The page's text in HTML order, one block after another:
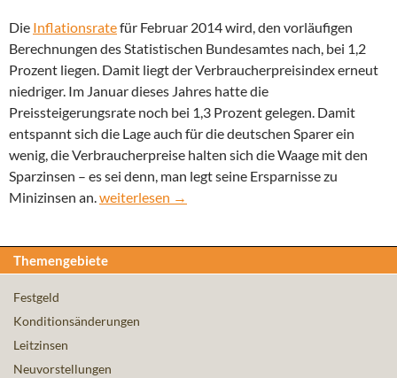
Die Inflationsratefür Februar 2014 wird, den vorläufigen
Berechnungen des Statistischen Bundesamtes nach, bei 1,2
Prozent liegen. Damit liegt der Verbraucherpreisindex erneut
niedriger. Im Januar dieses Jahres hatte die
Preissteigerungsrate noch bei 1,3 Prozent gelegen. Damit
entspannt sich die Lage auch für die deutschen Sparer ein
wenig, die Verbraucherpreise halten sich die Waage mit den
Sparzinsen – es sei denn, man legt seine Ersparnisse zu
Minizinsen an.Verbraucherpreise halten sich die Waage mit den
weiterlesen →
Themengebiete
Festgeld
Konditionsänderungen
Leitzinsen
Neuvorstellungen